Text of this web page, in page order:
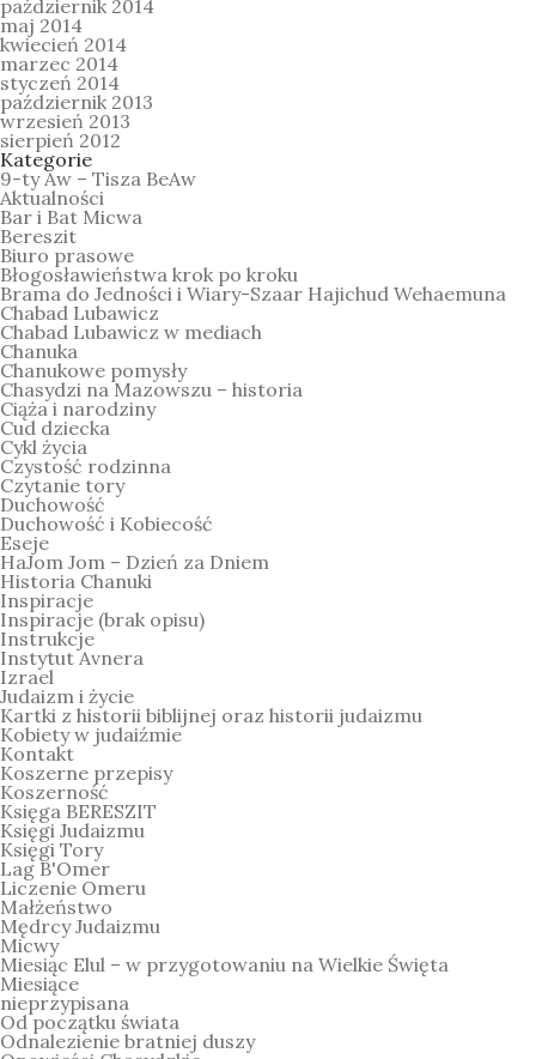
październik 2014
maj 2014
kwiecień 2014
marzec 2014
styczeń 2014
październik 2013
wrzesień 2013
sierpień 2012
Kategorie
9-ty Aw – Tisza BeAw
Aktualności
Bar i Bat Micwa
Bereszit
Biuro prasowe
Błogosławieństwa krok po kroku
Brama do Jedności i Wiary-Szaar Hajichud Wehaemuna
Chabad Lubawicz
Chabad Lubawicz w mediach
Chanuka
Chanukowe pomysły
Chasydzi na Mazowszu – historia
Ciąża i narodziny
Cud dziecka
Cykl życia
Czystość rodzinna
Czytanie tory
Duchowość
Duchowość i Kobiecość
Eseje
HaJom Jom – Dzień za Dniem
Historia Chanuki
Inspiracje
Inspiracje (brak opisu)
Instrukcje
Instytut Avnera
Izrael
Judaizm i życie
Kartki z historii biblijnej oraz historii judaizmu
Kobiety w judaiźmie
Kontakt
Koszerne przepisy
Koszerność
Księga BERESZIT
Księgi Judaizmu
Księgi Tory
Lag B'Omer
Liczenie Omeru
Małżeństwo
Mędrcy Judaizmu
Micwy
Miesiąc Elul – w przygotowaniu na Wielkie Święta
Miesiące
nieprzypisana
Od początku świata
Odnalezienie bratniej duszy